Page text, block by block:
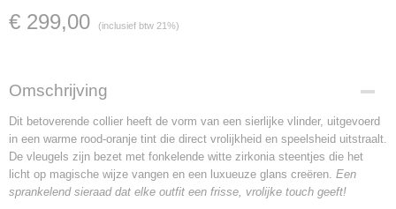
€ 299,00 (inclusief btw 21%)
Omschrijving
Dit betoverende collier heeft de vorm van een sierlijke vlinder, uitgevoerd
in een warme rood-oranje tint die direct vrolijkheid en speelsheid uitstraalt.
De vleugels zijn bezet met fonkelende witte zirkonia steentjes die het
licht op magische wijze vangen en een luxueuze glans creëren. Een
sprankelend sieraad dat elke outfit een frisse, vrolijke touch geeft!